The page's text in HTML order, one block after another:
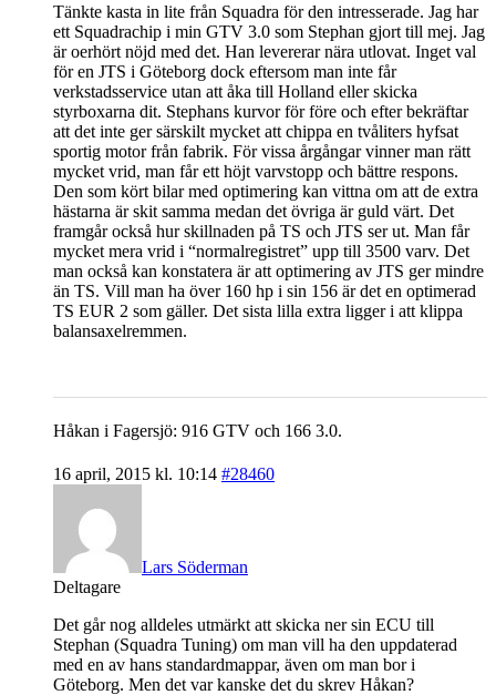
Tänkte kasta in lite från Squadra för den intresserade. Jag har
ett Squadrachip i min GTV 3.0 som Stephan gjort till mej. Jag
är oerhört nöjd med det. Han levererar nära utlovat. Inget val
för en JTS i Göteborg dock eftersom man inte får
verkstadsservice utan att åka till Holland eller skicka
styrboxarna dit. Stephans kurvor för före och efter bekräftar
att det inte ger särskilt mycket att chippa en tvåliters hyfsat
sportig motor från fabrik. För vissa årgångar vinner man rätt
mycket vrid, man får ett höjt varvstopp och bättre respons.
Den som kört bilar med optimering kan vittna om att de extra
hästarna är skit samma medan det övriga är guld värt. Det
framgår också hur skillnaden på TS och JTS ser ut. Man får
mycket mera vrid i “normalregistret” upp till 3500 varv. Det
man också kan konstatera är att optimering av JTS ger mindre
än TS. Vill man ha över 160 hp i sin 156 är det en optimerad
TS EUR 2 som gäller. Det sista lilla extra ligger i att klippa
balansaxelremmen.
Håkan i Fagersjö: 916 GTV och 166 3.0.
16 april, 2015 kl. 10:14 #28460
Lars Söderman
Deltagare
Det går nog alldeles utmärkt att skicka ner sin ECU till
Stephan (Squadra Tuning) om man vill ha den uppdaterad
med en av hans standardmappar, även om man bor i
Göteborg. Men det var kanske det du skrev Håkan?